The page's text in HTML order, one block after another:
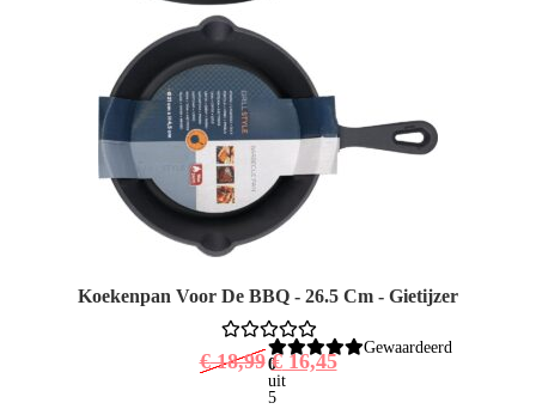
Koekenpan Voor De BBQ - 26.5 Cm - Gietijzer
Gewaardeerd
0
uit
5
€18,99 €16,45